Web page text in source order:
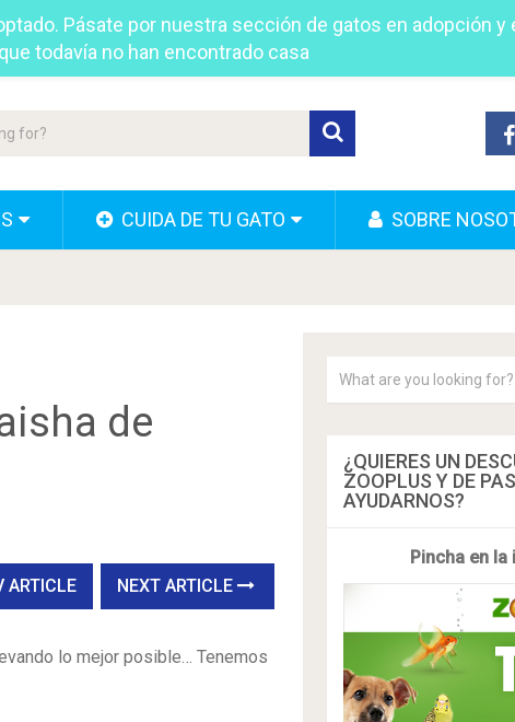
CUIDA DE TU GATO SOBRE
de
ARTICLE NEXT ARTICLE
lo mejor posible… Tenemos
¿QUIERES UN
ZOOPLUS Y DE
AYUDARNOS?
Pincha en la
Pásate por nuestra sección de gatos en adopción y
todavía no han encontrado casa